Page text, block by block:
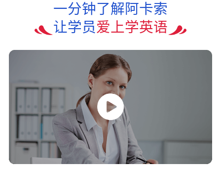
一分钟了解阿卡索
让学员爱上学英语